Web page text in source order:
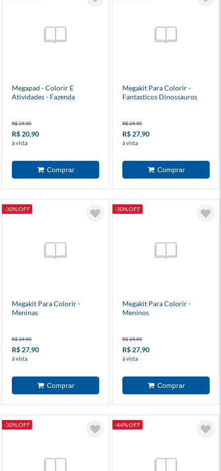
Megapad - Colorir E
Atividades - Fazenda
R$ 29,90
R$ 20,90
à vista
Megakit Para Colorir -
Fantasticos Dinossauros
R$ 39,90
R$ 27,90
à vista
-30% OFF
Megakit Para Colorir -
Meninas
R$ 39,90
R$ 27,90
à vista
-30% OFF
Megakit Para Colorir -
Meninos
R$ 39,90
R$ 27,90
à vista
-30% OFF -44% OFF